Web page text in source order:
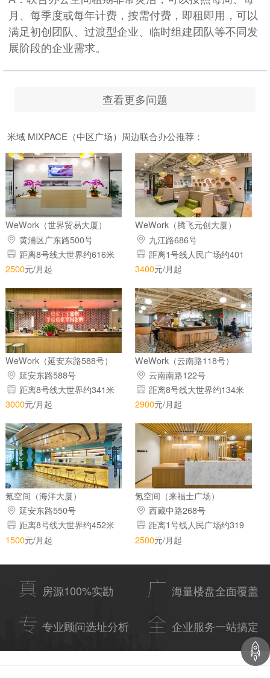
月、每季度或每年计费，按需付费，即租即用，可以
满足初创团队、过渡型企业、临时组建团队等不同发
展阶段的企业需求。
查看更多问题
米域 MIXPACE（中区广场）周边联合办公推荐：
WeWork（世界贸易大厦）
黄浦区广东路500号
距离8号线大世界约616米
2500元/月起
WeWork（腾飞元创大厦）
九江路686号
距离1号线人民广场约401
米
3400元/月起
WeWork（延安东路588号）
延安东路588号
距离8号线大世界约341米
3000元/月起
WeWork（云南路118号）
云南南路122号
距离8号线大世界约134米
2900元/月起
氪空间（海洋大厦）
延安东路550号
距离8号线大世界约452米
1500元/月起
氪空间（来福士广场）
西藏中路268号
距离1号线人民广场约319
米
2500元/月起
房源100%实勘 海量楼盘全面覆盖
专业顾问选址分析 企业服务一站搞定